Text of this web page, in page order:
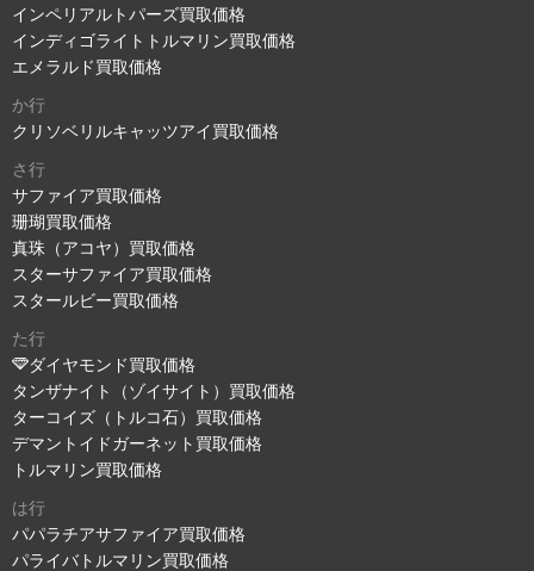
インペリアルトパーズ買取価格
インディゴライトトルマリン買取価格
エメラルド買取価格
か行
クリソベリルキャッツアイ買取価格
さ行
サファイア買取価格
珊瑚買取価格
真珠（アコヤ）買取価格
スターサファイア買取価格
スタールビー買取価格
た行
ダイヤモンド買取価格
タンザナイト（ゾイサイト）買取価格
ターコイズ（トルコ石）買取価格
デマントイドガーネット買取価格
トルマリン買取価格
は行
パパラチアサファイア買取価格
パライバトルマリン買取価格